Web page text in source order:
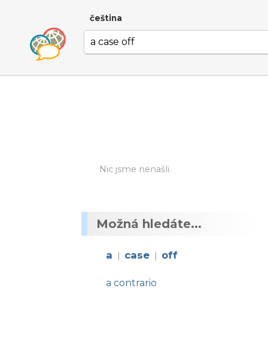
čeština
Nic jsme nenašli.
Možná hledáte...
a | case | off
a contrario